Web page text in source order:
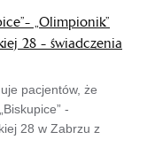
„Olimpionik”
28 - świadczenia
pacjentów, że
-
28 w Zabrzu z